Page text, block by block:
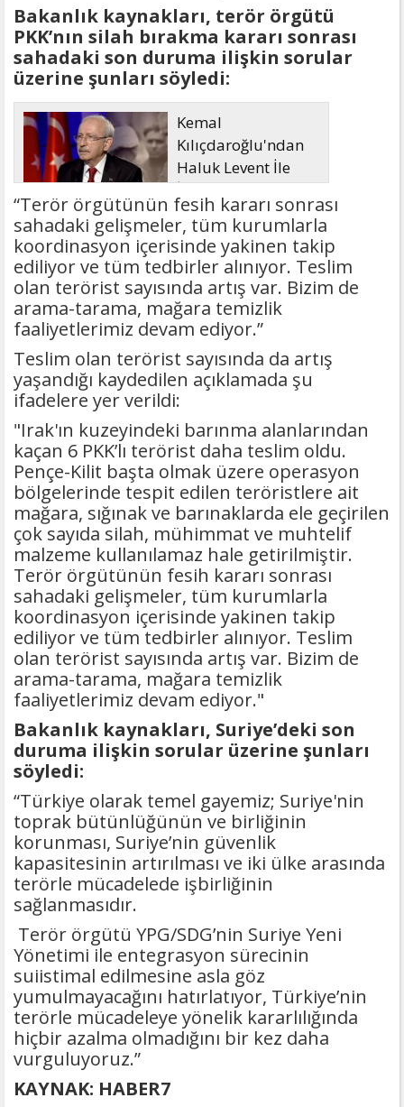
Bakanlık kaynakları, terör örgütü
PKK’nın silah bırakma kararı sonrası
sahadaki son duruma ilişkin sorular
üzerine şunları söyledi:
Kemal
Kılıçdaroğlu'ndan
Haluk Levent İle
İlgili Açıklama
“Terör örgütünün fesih kararı sonrası
sahadaki gelişmeler, tüm kurumlarla
koordinasyon içerisinde yakinen takip
ediliyor ve tüm tedbirler alınıyor. Teslim
olan terörist sayısında artış var. Bizim de
arama-tarama, mağara temizlik
faaliyetlerimiz devam ediyor.”
Teslim olan terörist sayısında da artış
yaşandığı kaydedilen açıklamada şu
ifadelere yer verildi:
"Irak'ın kuzeyindeki barınma alanlarından
kaçan 6 PKK’lı terörist daha teslim oldu.
Pençe-Kilit başta olmak üzere operasyon
bölgelerinde tespit edilen teröristlere ait
mağara, sığınak ve barınaklarda ele geçirilen
çok sayıda silah, mühimmat ve muhtelif
malzeme kullanılamaz hale getirilmiştir.
Terör örgütünün fesih kararı sonrası
sahadaki gelişmeler, tüm kurumlarla
koordinasyon içerisinde yakinen takip
ediliyor ve tüm tedbirler alınıyor. Teslim
olan terörist sayısında artış var. Bizim de
arama-tarama, mağara temizlik
faaliyetlerimiz devam ediyor."
Bakanlık kaynakları, Suriye’deki son
duruma ilişkin sorular üzerine şunları
söyledi:
“Türkiye olarak temel gayemiz; Suriye'nin
toprak bütünlüğünün ve birliğinin
korunması, Suriye’nin güvenlik
kapasitesinin artırılması ve iki ülke arasında
terörle mücadelede işbirliğinin
sağlanmasıdır.
Terör örgütü YPG/SDG’nin Suriye Yeni
Yönetimi ile entegrasyon sürecinin
suiistimal edilmesine asla göz
yumulmayacağını hatırlatıyor, Türkiye’nin
terörle mücadeleye yönelik kararlılığında
hiçbir azalma olmadığını bir kez daha
vurguluyoruz.”
KAYNAK: HABER7